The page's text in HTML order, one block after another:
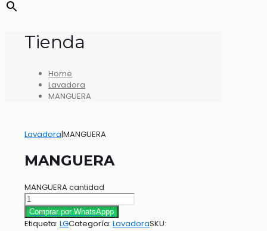
Tienda
Home
Lavadora
MANGUERA
Lavadora|MANGUERA
MANGUERA
MANGUERA cantidad
Comprar por WhatsAppp
Etiqueta: LGCategoría: LavadoraSKU: